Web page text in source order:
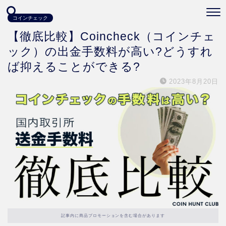
コインチェック
【徹底比較】Coincheck（コインチェ
ック）の出金手数料が高い?どうすれ
ば抑えることができる?
2023年8月20日
記事内に商品プロモーションを含む場合があります